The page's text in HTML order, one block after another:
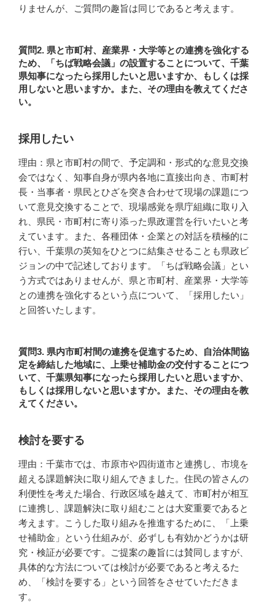
りませんが、ご質問の趣旨は同じであると考えます。
質問2. 県と市町村、産業界・大学等との連携を強化する
ため、「ちば戦略会議」の設置することについて、千葉
県知事になったら採用したいと思いますか、もしくは採
用しないと思いますか。また、その理由を教えてくださ
い。
採用したい
理由：県と市町村の間で、予定調和・形式的な意見交換
会ではなく、知事自身が県内各地に直接出向き、市町村
長・当事者・県民とひざを突き合わせて現場の課題につ
いて意見交換することで、現場感覚を県庁組織に取り入
れ、県民・市町村に寄り添った県政運営を行いたいと考
えています。また、各種団体・企業との対話を積極的に
行い、千葉県の英知をひとつに結集させることも県政ビ
ジョンの中で記述しております。「ちば戦略会議」とい
う方式ではありませんが、県と市町村、産業界・大学等
との連携を強化するという点について、「採用したい」
と回答いたします。
質問3. 県内市町村間の連携を促進するため、自治体間協
定を締結した地域に、上乗せ補助金の交付することにつ
いて、千葉県知事になったら採用したいと思いますか、
もしくは採用しないと思いますか。また、その理由を教
えてください。
検討を要する
理由：千葉市では、市原市や四街道市と連携し、市境を
超える課題解決に取り組んできました。住民の皆さんの
利便性を考えた場合、行政区域を越えて、市町村が相互
に連携し、課題解決に取り組むことは大変重要であると
考えます。こうした取り組みを推進するために、「上乗
せ補助金」という仕組みが、必ずしも有効かどうかは研
究・検証が必要です。ご提案の趣旨には賛同しますが、
具体的な方法については検討が必要であると考えるた
め、「検討を要する」という回答をさせていただきま
す。